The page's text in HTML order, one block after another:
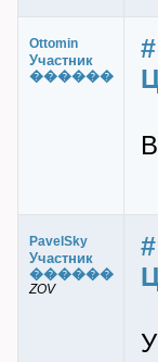
Ottomin
Участник
������
#
PavelSky
Участник
������
ZOV
#